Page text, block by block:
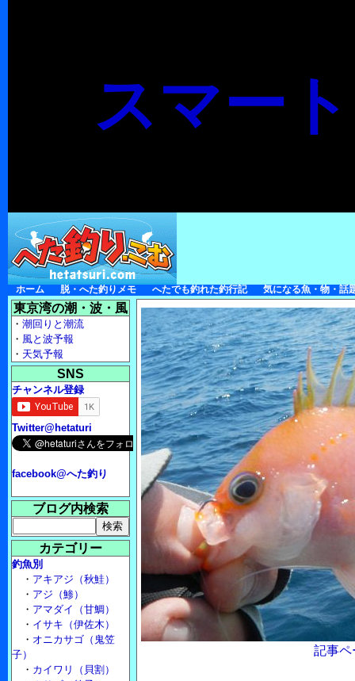
スマー
ホーム 脱・へた釣りメモ へたでも釣れた釣行記 気になる魚・物・話
記事ペ
東京湾の潮・波・風
・ 潮回りと潮流
・ 風と波予報
・ 天気予報
SNS
チャンネル登録
Twitter@hetaturi
facebook@へた釣り
ブログ内検索
カテゴリー
釣魚別
・ アキアジ（秋鮭）
・ アジ（鯵）
・ アマダイ（甘鯛）
・ イサキ（伊佐木）
・ オニカサゴ（鬼笠
子）
・ カイワリ（貝割）